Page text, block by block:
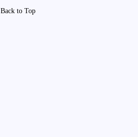
Back to Top